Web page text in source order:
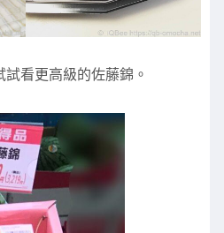
看更高級的佐藤錦。